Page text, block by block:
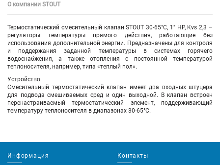
О компании STOUT
Термостатический смесительный клапан STOUT 30-65°C, 1" НР, Kvs 2,3 –
регуляторы температуры прямого действия, работающие без
использования дополнительной энергии. Предназначены для контроля
и поддержания заданной температуры в системах горячего
водоснабжения, а также отопления с постоянной температурой
теплоносителя, например, типа «теплый пол».
Устройство
Смесительный термостатический клапан имеет два входных штуцера
для подвода смешиваемых сред и один выходной. В клапан встроен
перенастраиваемый термостатический элемент, поддерживающий
температуру теплоносителя в диапазонах 30-65°C.
Информация Контакты